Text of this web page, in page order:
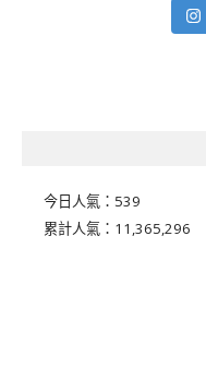
今日人氣： 539
累計人氣： 11,365,296